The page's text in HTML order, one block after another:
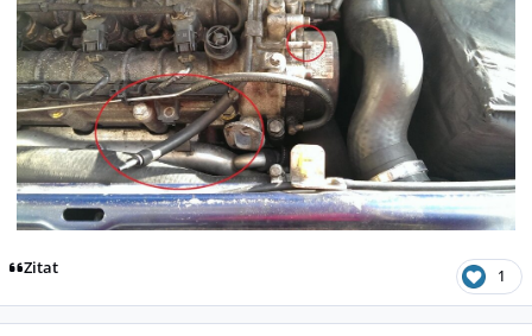
Zitat 1